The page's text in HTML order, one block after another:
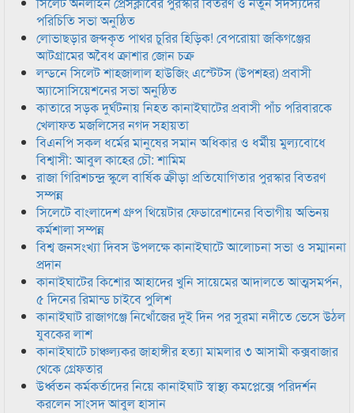
পরিচিতি সভা অনুষ্ঠিত
লোভাছড়ার জব্দকৃত পাথর চুরির হিড়িক! বেপরোয়া জকিগঞ্জের
আটগ্রামের অবৈধ ক্রাশার জোন চক্র
লন্ডনে সিলেট শাহজালাল হাউজিং এস্টেটস (উপশহর) প্রবাসী
অ্যাসোসিয়েশনের সভা অনুষ্ঠিত
কাতারে সড়ক দুর্ঘটনায় নিহত কানাইঘাটের প্রবাসী পাঁচ পরিবারকে
খেলাফত মজলিসের নগদ সহায়তা
বিএনপি সকল ধর্মের মানুষের সমান অধিকার ও ধর্মীয় মুল্যবোধে
বিশ্বাসী: আবুল কাহের চৌ: শামিম
রাজা গিরিশচন্দ্র স্কুলে বার্ষিক ক্রীড়া প্রতিযোগিতার পুরস্কার বিতরণ
সম্পন্ন
সিলেটে বাংলাদেশ গ্রুপ থিয়েটার ফেডারেশানের বিভাগীয় অভিনয়
কর্মশালা সম্পন্ন
বিশ্ব জনসংখ্যা দিবস উপলক্ষে কানাইঘাটে আলোচনা সভা ও সম্মাননা
প্রদান
কানাইঘাটের কিশোর আহাদের খুনি সায়েমের আদালতে আত্মসমর্পন,
৫ দিনের রিমান্ড চাইবে পুলিশ
কানাইঘাট রাজাগঞ্জে নিখোঁজের দুই দিন পর সুরমা নদীতে ভেসে উঠল
যুবকের লাশ
কানাইঘাটে চাঞ্চল্যকর জাহাঙ্গীর হত্যা মামলার ৩ আসামী কক্সবাজার
থেকে গ্রেফতার
উর্ধ্বতন কর্মকর্তাদের নিয়ে কানাইঘাট স্বাস্থ্য কমপ্লেক্সে পরিদর্শন
করলেন সাংসদ আবুল হাসান